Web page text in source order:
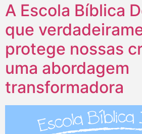
A Escola Bíblica
que
protege nossas
uma abordagem
transformadora